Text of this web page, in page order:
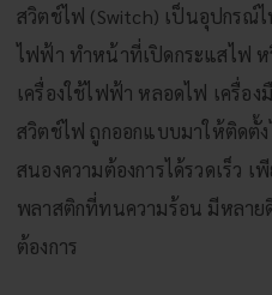
สวิตช์ไฟ (Switch) เป็นอุปกรณ์
ไฟฟ้า ทำหน้าที่เปิดกระแสไฟ ห
เครื่องใช้ไฟฟ้า หลอดไฟ เครื่อ
สวิตช์ไฟ ถูกออกแบบมาให้ติดตั้ง
สนองความต้องการได้รวดเร็ว
พลาสติกที่ทนความร้อน มีหลาย
ต้องการ